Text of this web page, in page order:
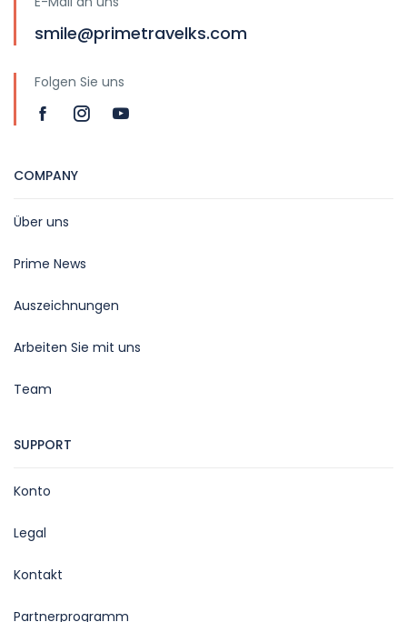
smile@primetravelks.com
Folgen Sie uns
COMPANY
Über uns
Prime News
Auszeichnungen
Arbeiten Sie mit uns
Team
SUPPORT
Konto
Legal
Kontakt
Partnerprogramm